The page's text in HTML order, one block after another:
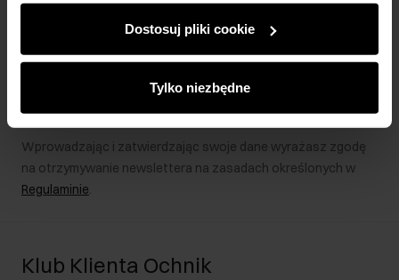
partnerom społecznościowym, reklamowym i
analitycznym. Partnerzy mogą połączyć te informacje z
podczas korzystania z ich usług.
Dostosuj pliki cookie
Tylko niezbędne
Zapisz się
Wprowadzając i zatwierdzając swoje dane wyrażasz zgodę
na otrzymywanie newslettera na zasadach określonych w
Regulaminie.
Klub Klienta Ochnik